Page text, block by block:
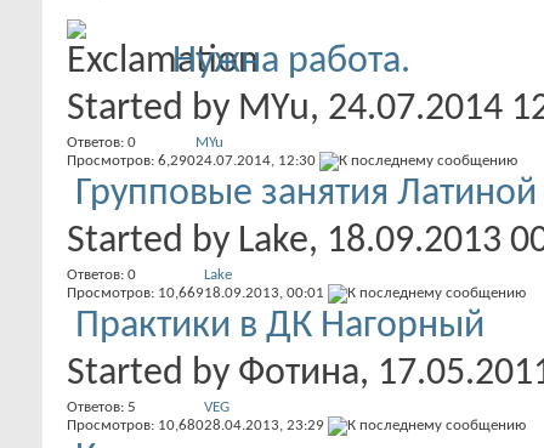
Нужна работа.
Started by MYu, 24.07.2014
Ответов: 0
Просмотров: 6,290
MYu
24.07.2014, 12:30
Групповые занятия
Started by Lake, 18.09.2013
Ответов: 0
Просмотров: 10,669
Lake
18.09.2013, 00:01
Практики в ДК Нагорный
Started by Фотина,
Ответов: 5
Просмотров: 10,680
VEG
28.04.2013, 23:29